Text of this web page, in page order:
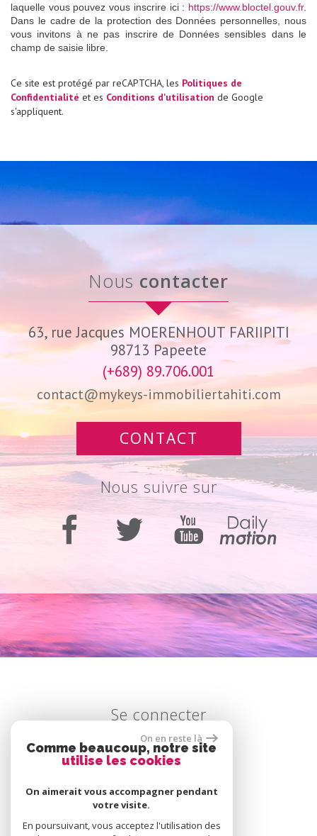
laquelle vous pouvez vous inscrire ici : https://www.bloctel.gouv.fr.
Dans le cadre de la protection des Données personnelles, nous
vous invitons à ne pas inscrire de Données sensibles dans le
champ de saisie libre.
Ce site est protégé par reCAPTCHA, les Politiques de
Confidentialité et es Conditions d'utilisation de Google
s'appliquent.
nous contacter
63, rue Jacques MOERENHOUT FARIIPITI
98713 Papeete
(+689) 89.706.001
contact@mykeys-immobiliertahiti.com
CONTACT
nous suivre sur
se connecter
Espace propriétaire
On en reste là
Comme beaucoup, notre site
utilise les cookies
On aimerait vous accompagner pendant
votre visite.
En poursuivant, vous acceptez l'utilisation des